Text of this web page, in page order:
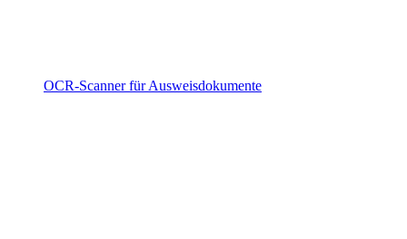
OCR-Scanner für Ausweisdokumente